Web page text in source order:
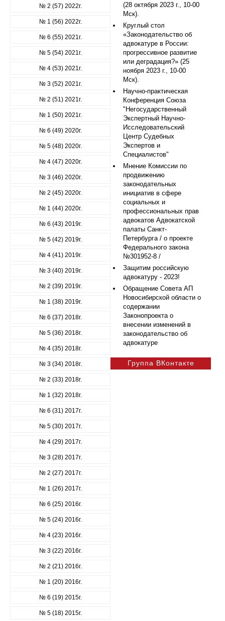
№ 2 (57) 2022г.
№ 1 (56) 2022г.
№ 6 (55) 2021г.
№ 5 (54) 2021г.
№ 4 (53) 2021г.
№ 3 (52) 2021г.
№ 2 (51) 2021г.
№ 1 (50) 2021г.
№ 6 (49) 2020г.
№ 5 (48) 2020г.
№ 4 (47) 2020г.
№ 3 (46) 2020г.
№ 2 (45) 2020г.
№ 1 (44) 2020г.
№ 6 (43) 2019г.
№ 5 (42) 2019г.
№ 4 (41) 2019г.
№ 3 (40) 2019г.
№ 2 (39) 2019г.
№ 1 (38) 2019г.
№ 6 (37) 2018г.
№ 5 (36) 2018г.
№ 4 (35) 2018г.
№ 3 (34) 2018г.
№ 2 (33) 2018г.
№ 1 (32) 2018г.
№ 6 (31) 2017г.
№ 5 (30) 2017г.
№ 4 (29) 2017г.
№ 3 (28) 2017г.
№ 2 (27) 2017г.
№ 1 (26) 2017г.
№ 6 (25) 2016г.
№ 5 (24) 2016г.
№ 4 (23) 2016г.
№ 3 (22) 2016г.
№ 2 (21) 2016г.
№ 1 (20) 2016г.
№ 6 (19) 2015г.
№ 5 (18) 2015г.
(28 октября 2023 г., 10-00
Мск).
Круглый стол
«Законодательство об
адвокатуре в России:
прогрессивное развитие
или деградация?» (25
ноября 2023 г., 10-00
Мск).
Научно-практическая
Конференция Союза
"Негосударственный
Экспертный Научно-
Исследовательский
Центр Судебных
Экспертов и
Специалистов"
Мнение Комиссии по
продвижению
законодательных
инициатив в сфере
социальных и
профессиональных прав
адвокатов Адвокатской
палаты Санкт-
Петербурга / о проекте
Федерального закона
№301952-8 /
Защитим российскую
адвокатуру - 2023!
Обращение Совета АП
Новосибирской области о
содержании
Законопроекта о
внесении изменений в
законодательство об
адвокатуре
Группа ВКонтакте